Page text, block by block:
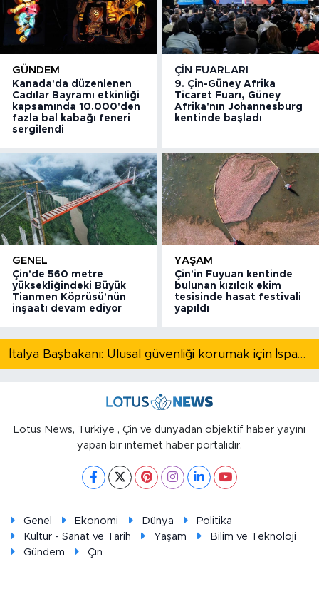
GÜNDEM
Kanada'da düzenlenen
Cadılar Bayramı etkinliği
kapsamında 10.000'den
fazla bal kabağı feneri
sergilendi
ÇIN FUARLARI
9. Çin-Güney Afrika
Ticaret Fuarı, Güney
Afrika'nın Johannesburg
kentinde başladı
GENEL
Çin'de 560 metre
yüksekliğindeki Büyük
Tianmen Köprüsü'nün
inşaatı devam ediyor
YAŞAM
Çin'in Fuyuan kentinde
bulunan kızılcık ekim
tesisinde hasat festivali
yapıldı
İtalya Başbakanı: Ulusal güvenliği korumak için İspanya ile Schengen kapsamındaki serbest dolaşımı askıya alıyoruz
Lotus News, Türkiye , Çin ve dünyadan objektif haber yayını
yapan bir internet haber portalıdır.
Genel Ekonomi Dünya
Politika
Kültür - Sanat ve Tarih
Yaşam
Bilim ve Teknoloji
Gündem
Çin